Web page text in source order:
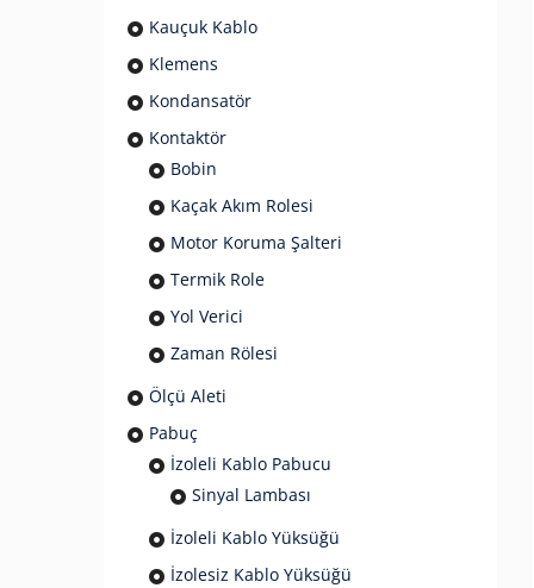
Kauçuk Kablo
Klemens
Kondansatör
Kontaktör
Bobin
Kaçak Akım Rolesi
Motor Koruma Şalteri
Termik Role
Yol Verici
Zaman Rölesi
Ölçü Aleti
Pabuç
İzoleli Kablo Pabucu
Sinyal Lambası
İzoleli Kablo Yüksüğü
İzolesiz Kablo Yüksüğü